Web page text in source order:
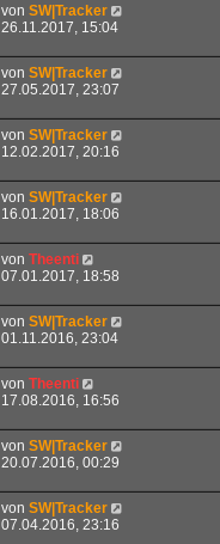
von SW|Tracker
26.11.2017, 15:04
von SW|Tracker
27.05.2017, 23:07
von SW|Tracker
12.02.2017, 20:16
von SW|Tracker
16.01.2017, 18:06
von Theenti
07.01.2017, 18:58
von SW|Tracker
01.11.2016, 23:04
von Theenti
17.08.2016, 16:56
von SW|Tracker
20.07.2016, 00:29
von SW|Tracker
07.04.2016, 23:16